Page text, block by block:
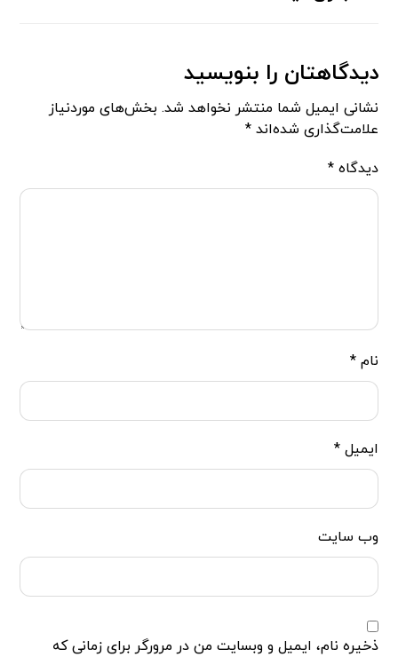
دیدگاهتان را بنویسید
نشانی ایمیل شما منتشر نخواهد شد. بخش‌های موردنیاز
علامت‌گذاری شده‌اند*
دیدگاه*
نام*
ایمیل*
وب‌ سایت
ذخیره نام، ایمیل و وبسایت من در مرورگر برای زمانی که